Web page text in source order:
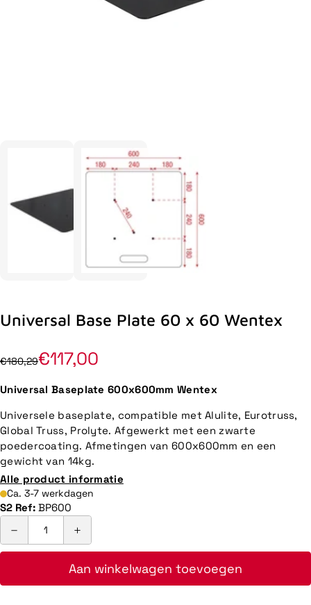
Universal Base Plate 60 x 60 Wentex
€180,29€117,00
Universal Baseplate 600x600mm Wentex
Universele baseplate, compatible met Alulite, Eurotruss,
Global Truss, Prolyte. Afgewerkt met een zwarte
poedercoating. Afmetingen van 600x600mm en een
gewicht van 14kg.
Alle product informatie
Ca. 3-7 werkdagen
S2 Ref: BP600
Aan winkelwagen toevoegen